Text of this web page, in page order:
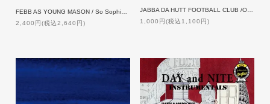
2,400円(税込2,640円)
1,000円(税込1,100円)